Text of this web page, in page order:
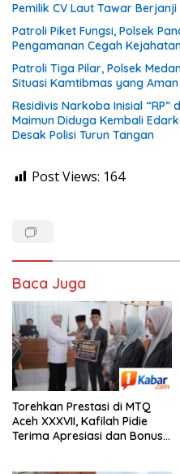
Pemilik CV Laut Tawar
Patroli Piket Fungsi, Polsek
Pengamanan Cegah
Patroli Tiga Pilar, Polsek
Situasi Kamtibmas yang
Residivis Narkoba Inisial
Maimun Diduga Kembali
Desak Polisi Turun Tangan
Post Views: 164
Baca Juga
Torehkan Prestasi di MTQ
Aceh XXXVII, Kafilah Pidie
Terima Apresiasi dan Bonus